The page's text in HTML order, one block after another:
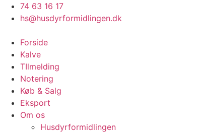
Videre74 63 16 17
hs@husdyrformidlingen.dk
Forside
Kalve
TIlmelding
Notering
Køb & Salg
Eksport
Om os
Husdyrformidlingen